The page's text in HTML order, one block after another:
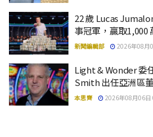
22 歲 Lucas
事冠軍，贏取1,000
新聞編輯部 2026年08月
Light & Wonder 委
Smith 出任亞洲區
本思齊 2026年08月06日